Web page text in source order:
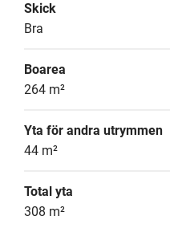
Skick
Bra
Boarea
264 m²
Yta för andra utrymmen
44 m²
Total yta
308 m²